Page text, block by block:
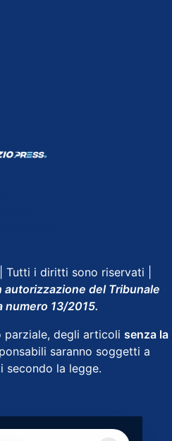
i diritti sono riservati |
del Tribunale
numero 13/2015.
parziale, degli articoli senza la
saranno soggetti a
secondo la legge.